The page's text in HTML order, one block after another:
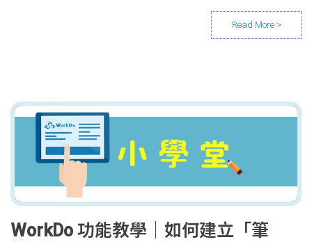
WorkDo 功能教學｜如何建立「筆